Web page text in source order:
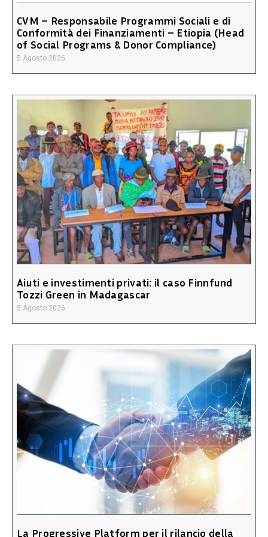
CVM – Responsabile Programmi Sociali e di
Conformità dei Finanziamenti – Etiopia (Head
of Social Programs & Donor Compliance)
5 Agosto 2026
Aiuti e investimenti privati: il caso Finnfund
Tozzi Green in Madagascar
5 Agosto 2026
La Progressive Platform per il rilancio della